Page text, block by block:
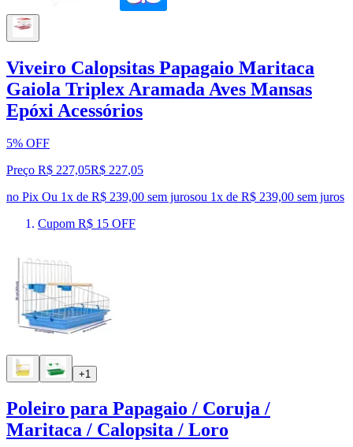
Viveiro Calopsitas Papagaio Maritaca
Gaiola Triplex Aramada Aves Mansas
Epóxi Acessórios
5% OFF
Preço R$ 227,05R$ 227,05
no Pix Ou 1x de R$ 239,00 sem jurosou 1x de R$ 239,00 sem juros
Cupom R$ 15 OFF
+1
Poleiro para Papagaio / Coruja /
Maritaca / Calopsita / Loro